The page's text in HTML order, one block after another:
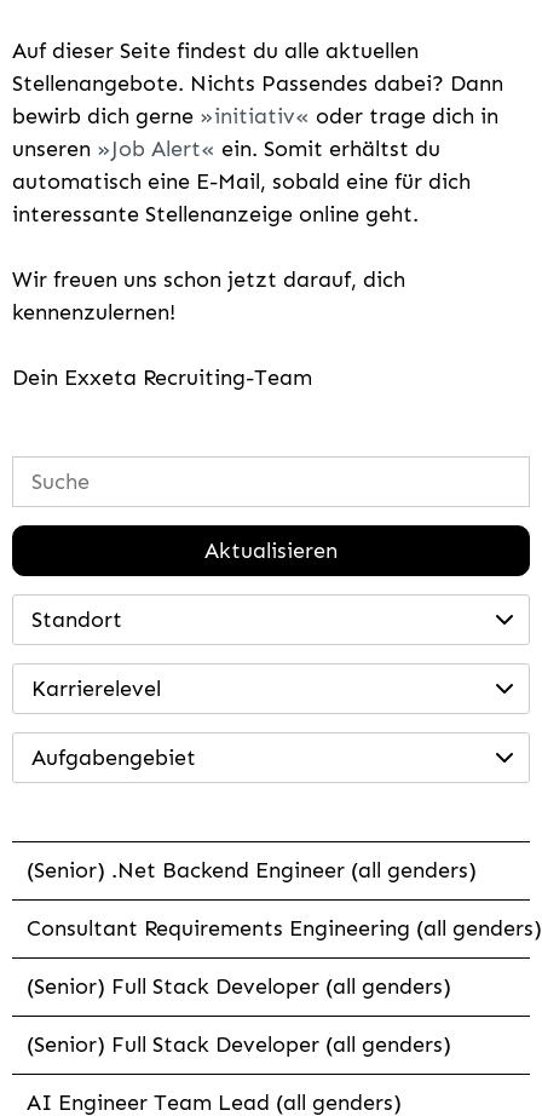
Auf dieser Seite findest du alle aktuellen
Stellenangebote. Nichts Passendes dabei? Dann
bewirb dich gerne
initiativ
oder trage dich in
unseren
Job Alert
ein. Somit erhältst du
automatisch eine E-Mail, sobald eine für dich
interessante Stellenanzeige online geht.
Wir freuen uns schon jetzt darauf, dich
kennenzulernen!
Dein Exxeta Recruiting-Team
Aktualisieren
Standort
Karrierelevel
Aufgabengebiet
(Senior) .Net Backend Engineer (all genders)
Consultant Requirements Engineering (all genders)
(Senior) Full Stack Developer (all genders)
(Senior) Full Stack Developer (all genders)
AI Engineer Team Lead (all genders)